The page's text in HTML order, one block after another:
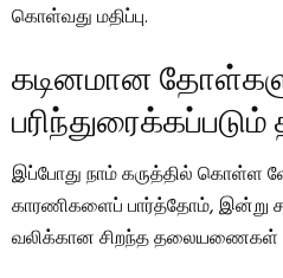
கொள்வது மதிப்பு.
கடினமான
இப்போது நாம் கருத்தில் கொள்ள
காரணிகளைப் பார்த்தோம், இன்று
வலிக்கான சிறந்த தலையணைகள்